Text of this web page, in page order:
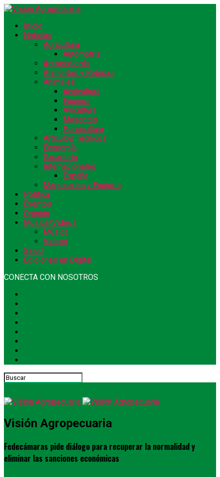
Inicio
Noticias
Agricultura
Automotriz
Agroecología
Alimentos y Bebidas
Animales
Acuicultura
Equinos
Avicultura
Mascotas
Porcicultura
Artículos Técnicos
Economía
Ganadería
Internacionales
España
Maquinarias y Equipos
Política
Eventos
Opinión
Música/Videos
Música
Videos
Salud
Ediciones en Digital
CONECTA CON NOSOTROS
Visión Agropecuaria
Fedecámaras pide diálogo para recuperar la normalidad y
eliminar las sanciones económicas